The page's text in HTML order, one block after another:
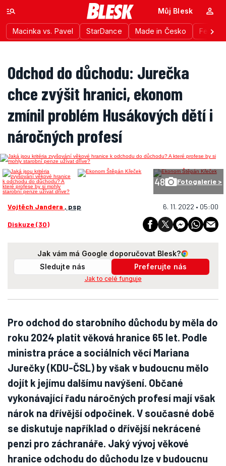
Macinka vs. Pavel StarDance Made in Česko
Můj Blesk
Odchod do důchodu: Jurečka
chce zvýšit hranici, ekonom
zmínil problém Husákových dětí i
náročných profesí
48 Fotogalerie >
Vojtěch Jandera , psp 6. 11. 2022 • 05:00
Diskuze (30)
Jak vám má Google doporučovat Blesk?
Sledujte nás
Preferujte nás
Jak to celé funguje
Pro odchod do starobního důchodu by měla do
roku 2024 platit věková hranice 65 let. Podle
ministra práce a sociálních věcí Mariana
Jurečky (KDU-ČSL) by však v budoucnu mělo
dojít k jejímu dalšímu navýšení. Občané
vykonávající řadu náročných profesí mají však
nárok na dřívější odpočinek. V současné době
se diskutuje například o dřívější nekrácené
penzi pro záchranáře. Jaký vývoj věkové
hranice odchodu do důchodu lze v budoucnu